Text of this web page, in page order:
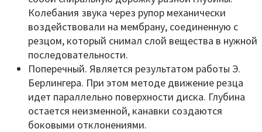
Колебания звука через рупор механически
воздействовали на мембрану, соединенную с
резцом, который снимал слой вещества в нужной
последовательности.
Поперечный. Является результатом работы Э.
Берлингера. При этом методе движение резца
идет параллельно поверхности диска. Глубина
остается неизменной, канавки создаются
боковыми отклонениями.